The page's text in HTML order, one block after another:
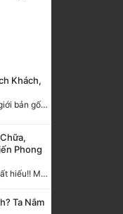
Khách,
Chương 1695: 5 triệu thế giới bản gốc, cũng không thể giết chết ta!
Phong
Chương 2415 Con cháu bất hiếu!! Mời cùng lên đường!!
Ta Nắm